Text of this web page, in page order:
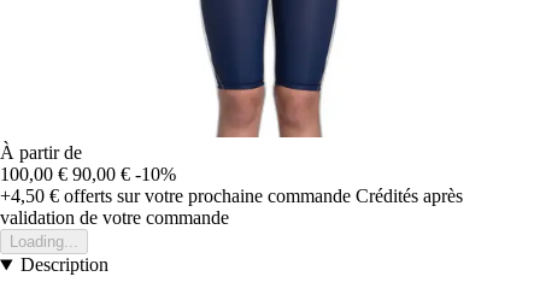
À partir de
100,00 € 90,00 € -10%
+4,50 € offerts sur votre prochaine commande Crédités après
validation de votre commande
Loading...
Description